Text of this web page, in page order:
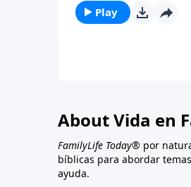
punto tan bajo, que
inquebrantable de
Play
About Vida en
FamilyLife Today® por
bíblicas para abordar
ayuda.